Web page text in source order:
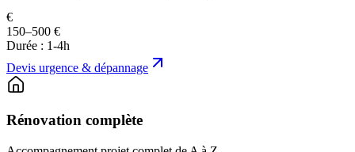
€
150–500 €
Durée : 1-4h
Devis urgence & dépannage
Rénovation complète